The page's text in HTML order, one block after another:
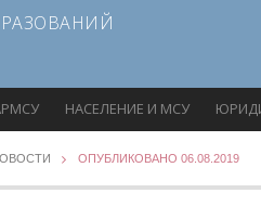
НАСЕЛЕНИЕ И МСУ
ОПУБЛИКОВАНО 06.08.2019